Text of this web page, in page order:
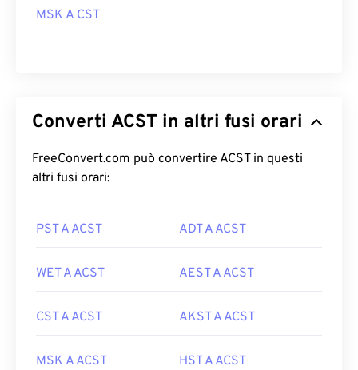
MSK A CST
Converti ACST in altri fusi orari
FreeConvert.com può convertire ACST in questi
altri fusi orari:
PST A ACST ADT A ACST
WET A ACST AEST A ACST
CST A ACST AKST A ACST
MSK A ACST HST A ACST